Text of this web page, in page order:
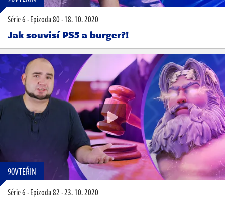
Série 6·Epizoda 80·18. 10. 2020
Jak souvisí PS5 a burger?!
90VTEŘIN
Série 6·Epizoda 82·23. 10. 2020